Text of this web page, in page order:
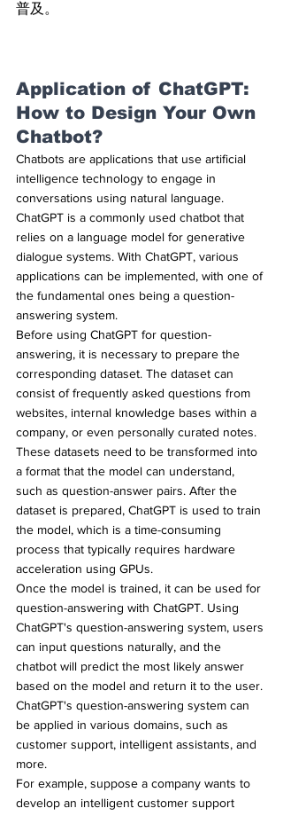
普及。
Application of ChatGPT:
How to Design Your Own
Chatbot?
Chatbots are applications that use artificial
intelligence technology to engage in
conversations using natural language.
ChatGPT is a commonly used chatbot that
relies on a language model for generative
dialogue systems. With ChatGPT, various
applications can be implemented, with one of
the fundamental ones being a question-
answering system.
Before using ChatGPT for question-
answering, it is necessary to prepare the
corresponding dataset. The dataset can
consist of frequently asked questions from
websites, internal knowledge bases within a
company, or even personally curated notes.
These datasets need to be transformed into
a format that the model can understand,
such as question-answer pairs. After the
dataset is prepared, ChatGPT is used to train
the model, which is a time-consuming
process that typically requires hardware
acceleration using GPUs.
Once the model is trained, it can be used for
question-answering with ChatGPT. Using
ChatGPT's question-answering system, users
can input questions naturally, and the
chatbot will predict the most likely answer
based on the model and return it to the user.
ChatGPT's question-answering system can
be applied in various domains, such as
customer support, intelligent assistants, and
more.
For example, suppose a company wants to
develop an intelligent customer support